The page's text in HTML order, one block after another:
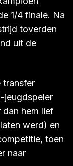
Club
1/4 finale. Na
toverden
transfer
jeugdspeler
dan hem lief
werd) en